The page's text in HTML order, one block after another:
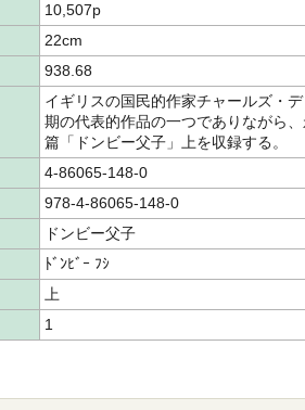
10,507p
22cm
938.68
イギリスの国民的作家チャールズ・
期の代表的作品の一つでありながら
篇「ドンビー父子」上を収録する。
4-86065-148-0
978-4-86065-148-0
ドンビー父子
ﾄﾞﾝﾋﾞｰ ﾌｼ
上
1